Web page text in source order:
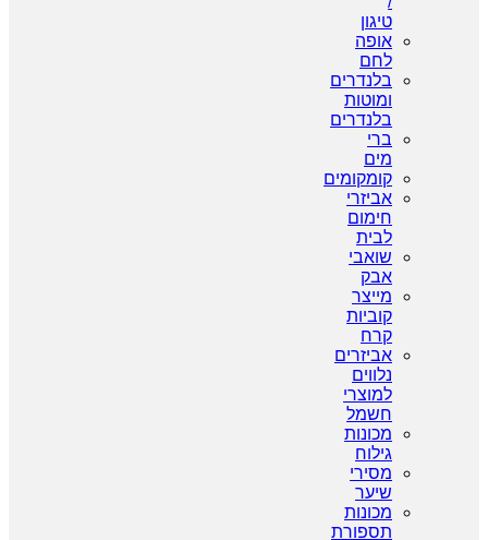
טיגון
אופה
לחם
בלנדרים
ומוטות
בלנדרים
ברי
מים
קומקומים
אביזרי
חימום
לבית
שואבי
אבק
מייצר
קוביות
קרח
אביזרים
נלווים
למוצרי
חשמל
מכונות
גילוח
מסירי
שיער
מכונות
תספורת